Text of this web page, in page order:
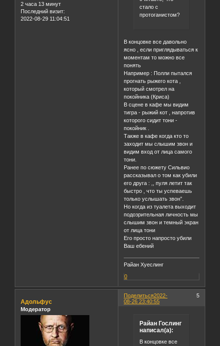
2 часа 13 минут
Последний визит:
2022-08-29 11:04:51
стало с
протоганистом?
В концовке все давольно
ясно , если приглядываться к
моментам то можно все
понять
Например : Полли пытался
прогнать рыжего кота ,
который смотрел на
покойника (Криса)
В сцене в кафе мы видим
тигра - рыжий кот , напротив
которого сидит тони -
покойник .
Также в кафе когда кто то
заходит мы слышим звон и
видим вход от лица самого
тони.
Ранее по сюжету Сильвио
рассказывал о том как убили
его друга : ,, пуля летит так
быстро , что ты успеваешь
только услышать звон”.
Но когда из туалета выходит
подозрительная личность мы
слышим звон и темный экран
от лица тони
Его просто напросто убили
Ваш ебений
Райан Хуеслинг
0
Поделиться 5
2022-
08-26 23:40:55
Адольфус
Модератор
Райан Гослинг
написал(а):
В концовке все